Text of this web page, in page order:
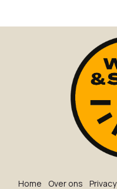
Ho​me O​ve​r on​s Privacy